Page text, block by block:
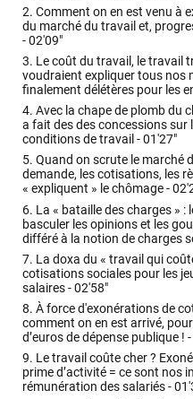
2. Comment on en est venu à
du marché du travail et,
-02'09"
3. Le coût du travail, le travail
voudraient expliquer tous nos
finalement délétères pour les
4. Avec la chape de plomb du
a fait des des concessions sur
conditions de travail -01'27"
5. Quand on scrute le marché
demande, les cotisations, les
« expliquent » le chômage -
6. La « bataille des charges »
basculer les opinions et les
différé à la notion de charges
7. La doxa du « travail qui
cotisations sociales pour les
salaires -02'58"
8. À force d'exonérations de
comment on en est arrivé,
d’euros de dépense publique !
9. Le travail coûte cher ?
prime d’activité = ce sont nos
rémunération des salariés -